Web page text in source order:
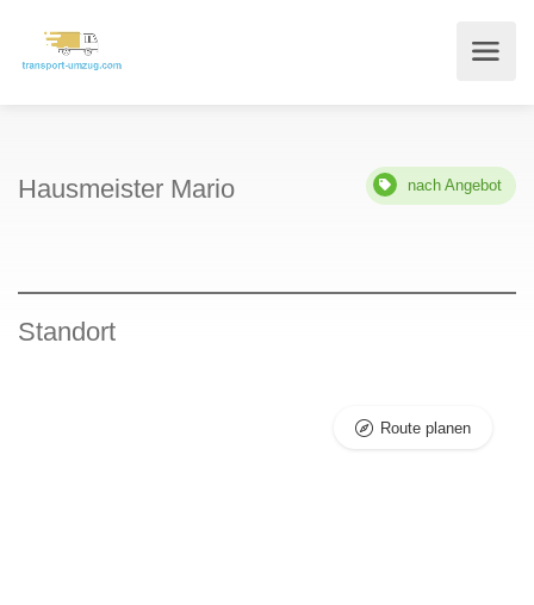
Hausmeister Mario nach Angebot
Standort
Route planen